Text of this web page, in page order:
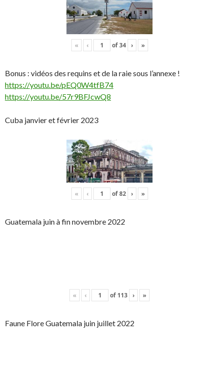
« ‹ of34 › »
Bonus : vidéos des requins et de la raie sous l’annexe !
https://youtu.be/pEQ0W4tfB74
https://youtu.be/57r9BFJcwQ8
Cuba janvier et février 2023
« ‹ of82 › »
Guatemala juin à fin novembre 2022
« ‹ of 113 › »
Faune Flore Guatemala juin juillet 2022